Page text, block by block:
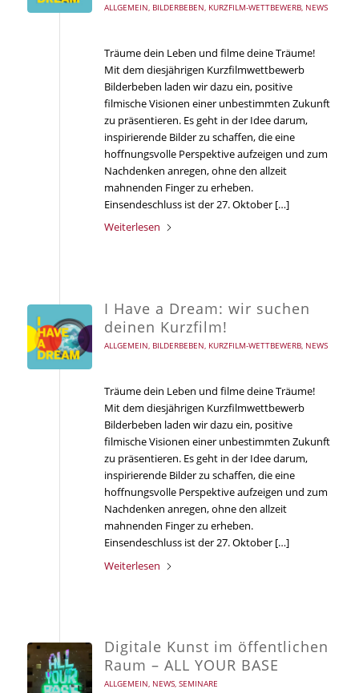
ALLGEMEIN, BILDERBEBEN, KURZFILM-WETTBEWERB, NEWS
Träume dein Leben und filme deine Träume!
Mit dem diesjährigen Kurzfilmwettbewerb
Bilderbeben laden wir dazu ein, positive
filmische Visionen einer unbestimmten Zukunft
zu präsentieren. Es geht in der Idee darum,
inspirierende Bilder zu schaffen, die eine
hoffnungsvolle Perspektive aufzeigen und zum
Nachdenken anregen, ohne den allzeit
mahnenden Finger zu erheben.
Einsendeschluss ist der 27. Oktober […]
Weiterlesen
I Have a Dream: wir suchen
deinen Kurzfilm!
ALLGEMEIN, BILDERBEBEN, KURZFILM-WETTBEWERB, NEWS
Träume dein Leben und filme deine Träume!
Mit dem diesjährigen Kurzfilmwettbewerb
Bilderbeben laden wir dazu ein, positive
filmische Visionen einer unbestimmten Zukunft
zu präsentieren. Es geht in der Idee darum,
inspirierende Bilder zu schaffen, die eine
hoffnungsvolle Perspektive aufzeigen und zum
Nachdenken anregen, ohne den allzeit
mahnenden Finger zu erheben.
Einsendeschluss ist der 27. Oktober […]
Weiterlesen
Digitale Kunst im öffentlichen
Raum – ALL YOUR BASE
ALLGEMEIN, NEWS, SEMINARE